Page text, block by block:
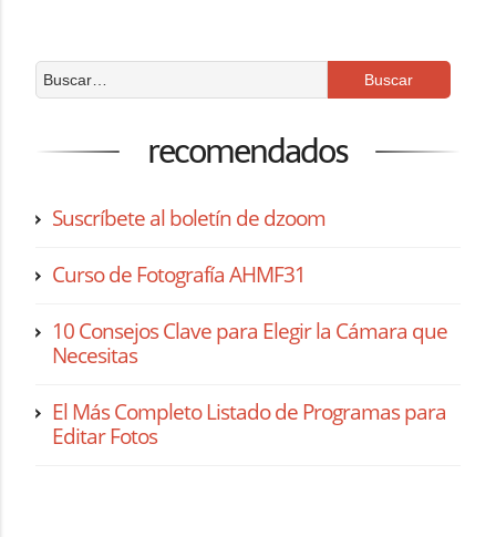
recomendados
Suscríbete al boletín de dzoom
Curso de Fotografía AHMF31
10 Consejos Clave para Elegir la Cámara que
Necesitas
El Más Completo Listado de Programas para
Editar Fotos